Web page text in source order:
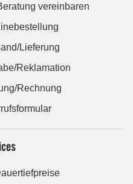
vereinbaren
Lieferung
Reklamation
Rechnung